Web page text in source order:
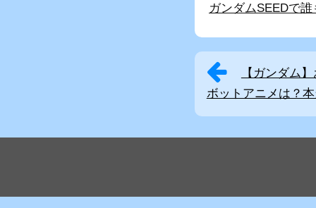
ガンダムSEEDで
【ガンダム
ボットアニメは？